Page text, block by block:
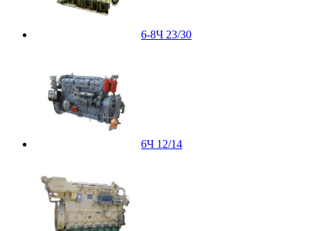
6-8Ч 23/30
6Ч 12/14